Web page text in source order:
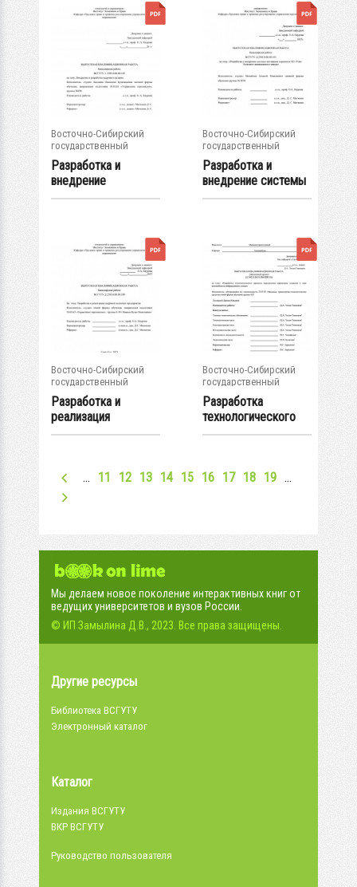
Восточно-Сибирский
государственный
университет...
Разработка и
внедрение
кадрового резерва :
Восточно-Сибирский
государственный
университет...
Разработка и
внедрение системы
мотивации...
Восточно-Сибирский
государственный
университет...
Разработка и
реализация
кадровой политики...
Восточно-Сибирский
государственный
университет...
Разработка
технологического
процесса
…
11 12 13 14 15 16 17 18 19 …
Мы делаем новое поколение интерактивных книг от
ведущих университетов и вузов России.
© ИП Замылина Д.В., 2023. Все права защищены.
Другие ресурсы
Библиотека ВСГУТУ
Электронный каталог
Каталог
Издания ВСГУТУ
ВКР ВСГУТУ
Руководство пользователя